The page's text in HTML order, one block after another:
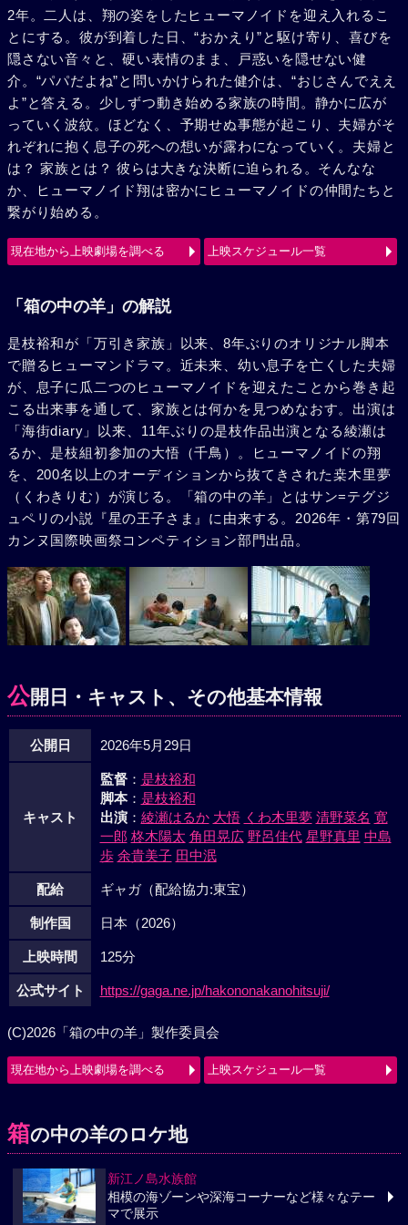
2年。二人は、翔の姿をしたヒューマノイドを迎え入れるこ
とにする。彼が到着した日、“おかえり”と駆け寄り、喜びを
隠さない音々と、硬い表情のまま、戸惑いを隠せない健
介。“パパだよね”と問いかけられた健介は、“おじさんでええ
よ”と答える。少しずつ動き始める家族の時間。静かに広が
っていく波紋。ほどなく、予期せぬ事態が起こり、夫婦がそ
れぞれに抱く息子の死への想いが露わになっていく。夫婦と
は？ 家族とは？ 彼らは大きな決断に迫られる。そんなな
か、ヒューマノイド翔は密かにヒューマノイドの仲間たちと
繋がり始める。
現在地から上映劇場を調べる 上映スケジュール一覧
「箱の中の羊」の解説
是枝裕和が「万引き家族」以来、8年ぶりのオリジナル脚本
で贈るヒューマンドラマ。近未来、幼い息子を亡くした夫婦
が、息子に瓜二つのヒューマノイドを迎えたことから巻き起
こる出来事を通して、家族とは何かを見つめなおす。出演は
「海街diary」以来、11年ぶりの是枝作品出演となる綾瀬は
るか、是枝組初参加の大悟（千鳥）。ヒューマノイドの翔
を、200名以上のオーディションから抜てきされた桒木里夢
（くわきりむ）が演じる。「箱の中の羊」とはサン=テグジ
ュペリの小説『星の王子さま』に由来する。2026年・第79回
カンヌ国際映画祭コンペティション部門出品。
公開日・キャスト、その他基本情報
公開日 2026年5月29日
キャスト
監督：是枝裕和
脚本：是枝裕和
出演：綾瀬はるか 大悟 くわ木里夢 清野菜名 寛
一郎 柊木陽太 角田晃広 野呂佳代 星野真里 中島
歩 余貴美子 田中泯
配給 ギャガ（配給協力:東宝）
制作国 日本（2026）
上映時間 125分
公式サイト https://gaga.ne.jp/hakononakanohitsuji/
(C)2026「箱の中の羊」製作委員会
現在地から上映劇場を調べる 上映スケジュール一覧
箱の中の羊のロケ地
新江ノ島水族館
相模の海ゾーンや深海コーナーなど様々なテー
マで展示